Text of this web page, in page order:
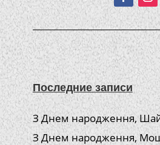
Последние записи
З Днем народження,
З Днем народження,